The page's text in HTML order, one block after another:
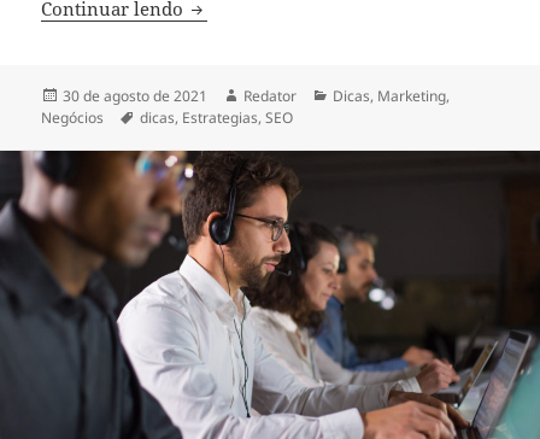
Continuar lendo 6 truques de SEO para melhorar o
Publicado
em
30 de agosto de 2021 Autor
Redator Categorias
Dicas, Marketing,
Negócios
Tags
dicas, Estrategias,SEO